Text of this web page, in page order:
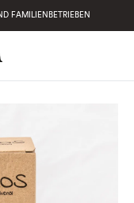
FAMILIENBETRIEBEN